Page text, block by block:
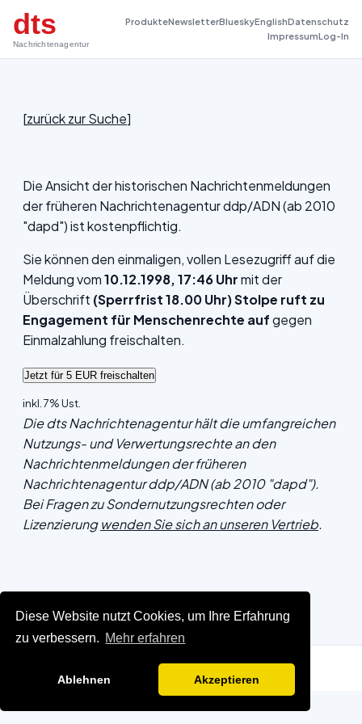
Diese Website nutzt Cookies, um Ihre Erfahrung
zu verbessern. Mehr erfahren
Ablehnen Akzeptieren
dts
Nachrichtenagentur
ProdukteNewsletterBlueskyEnglishDatenschutz
ImpressumLog-In
[zurück zur Suche]
Die Ansicht der historischen Nachrichtenmeldungen
der früheren Nachrichtenagentur ddp/ADN (ab 2010
"dapd") ist kostenpflichtig.
Sie können den einmaligen, vollen Lesezugriff auf die
Meldung vom10.12.1998, 17:46 Uhrmit der
Überschrift (Sperrfrist 18.00 Uhr) Stolpe ruft zu
Engagement für Menschenrechte aufgegen
Einmalzahlung freischalten.
inkl. 7% Ust.
Die dts Nachrichtenagentur hält die umfangreichen
Nutzungs- und Verwertungsrechte an den
Nachrichtenmeldungen der früheren
Nachrichtenagentur ddp/ADN (ab 2010 "dapd").
Bei Fragen zu Sondernutzungsrechten oder
Lizenzierungwenden Sie sich an unseren Vertrieb.